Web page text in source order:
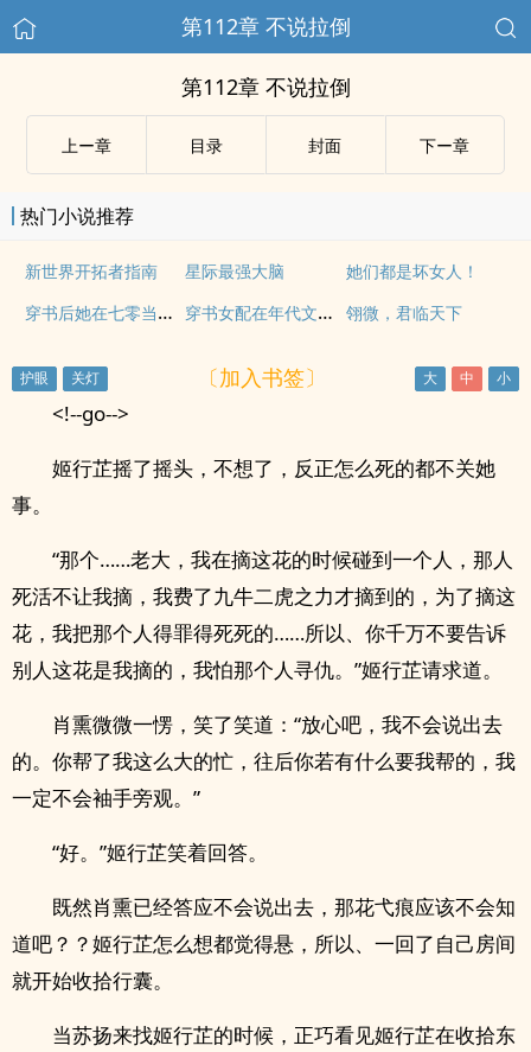
第112章 不说拉倒
第112章 不说拉倒
上ー章 目录 封面 下ー章
热门小说推荐
新世界开拓者指南 星际最强大脑 她们都是坏女人！
穿书后她在七零当团宠大佬 穿书女配在年代文里浪飞了 翎微，君临天下
〔加入书签〕
<!--go-->
姬行芷摇了摇头，不想了，反正怎么死的都不关她
事。
“那个……老大，我在摘这花的时候碰到一个人，那人
死活不让我摘，我费了九牛二虎之力才摘到的，为了摘这
花，我把那个人得罪得死死的……所以、你千万不要告诉
别人这花是我摘的，我怕那个人寻仇。”姬行芷请求道。
肖熏微微一愣，笑了笑道：“放心吧，我不会说出去
的。你帮了我这么大的忙，往后你若有什么要我帮的，我
一定不会袖手旁观。”
“好。”姬行芷笑着回答。
既然肖熏已经答应不会说出去，那花弋痕应该不会知
道吧？？姬行芷怎么想都觉得悬，所以、一回了自己房间
就开始收拾行囊。
当苏扬来找姬行芷的时候，正巧看见姬行芷在收拾东